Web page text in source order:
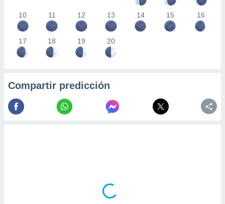
10 11 12 13 14 15 16
17 18 19 20
Compartir predicción